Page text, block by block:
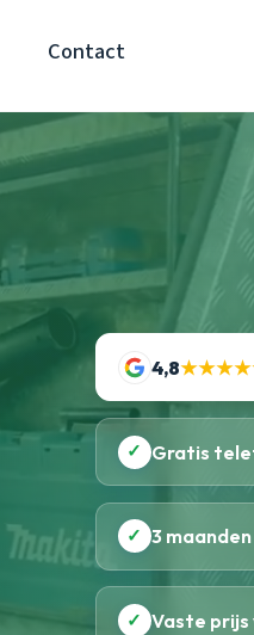
Contact
4,8
✓ Gratis
✓ 3
✓ Vaste